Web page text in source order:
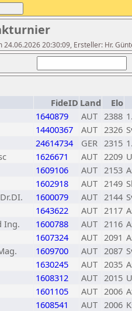
20:30:09, Ersteller: Hr.
FideID Land
Elo
1640879 AUT 2388
14400367 AUT 2326
24614734 GER 2315
1626671 AUT 2209
1609106 AUT 2153
1602918 AUT 2149
1600079 AUT 2144
1643622 AUT 2117
Ing. 1600788 AUT 2116
1607324 AUT 2091
1609700 AUT 2087
1630245 AUT 2035
1608312 AUT 2015
1601105 AUT 2006
1608541 AUT 2006